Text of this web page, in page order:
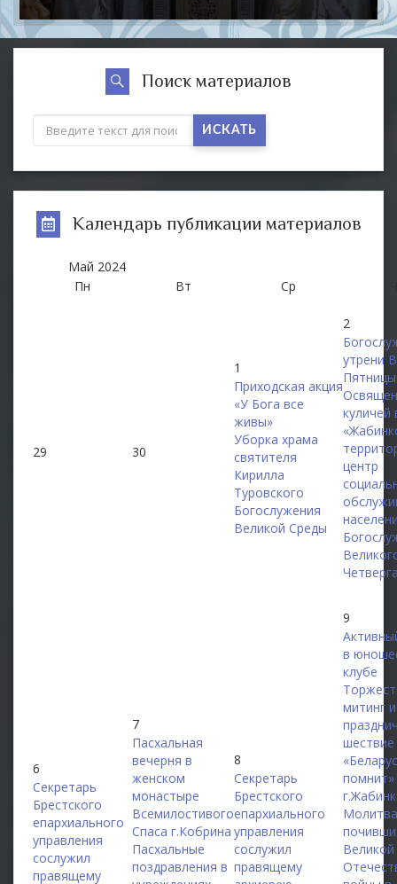
Поиск материалов
ИСКАТЬ
Календарь публикации материалов
Май 2024
Пн
Вт Ср
29 30
1
Приходская акция
«У Бога все
живы»
Уборка храма
святителя
Кирилла
Туровского
Богослужения
Великой Среды
2
утрени
Пятницы
куличей
центр
6
Секретарь
Брестского
епархиального
управления
сослужил
правящему
7
Пасхальная
вечерня в
женском
монастыре
Всемилостивого
Спаса г.Кобрина
Пасхальные
поздравления в
8
Секретарь
Брестского
епархиального
управления
сослужил
правящему
9
в
клубе
митинг и
шествие
помнит»
Великой